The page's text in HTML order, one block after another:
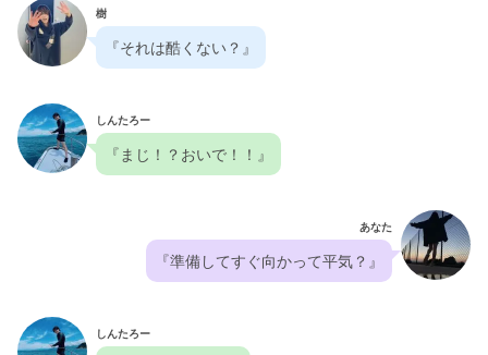
樹
『それは酷くない？』
しんたろー
『まじ！？おいで！！』
あなた
『準備してすぐ向かって平気？』
しんたろー